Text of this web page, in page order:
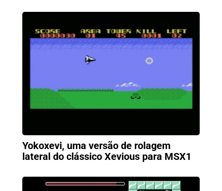
Yokoxevi, uma versão de rolagem
lateral do clássico Xevious para MSX1